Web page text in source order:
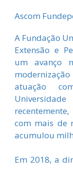
Ascom
A Fundação
Extensão e
um avanço
atuação
com mais de
acumulou
Em 2018, a